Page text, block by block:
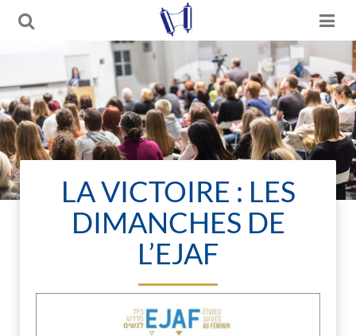
LA VICTOIRE : LES
DIMANCHES DE
L’EJAF